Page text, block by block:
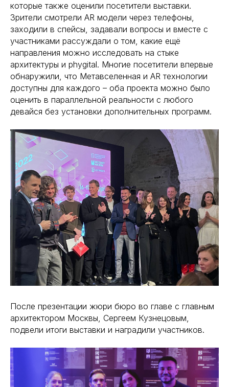
которые также оценили посетители выставки.
Зрители смотрели AR модели через телефоны,
заходили в спейсы, задавали вопросы и вместе с
участниками рассуждали о том, какие ещё
направления можно исследовать на стыке
архитектуры и phygital. Многие посетители впервые
обнаружили, что Метавселенная и AR технологии
доступны для каждого – оба проекта можно было
оценить в параллельной реальности с любого
девайся без установки дополнительных программ.
После презентации жюри бюро во главе с главным
архитектором Москвы, Сергеем Кузнецовым,
подвели итоги выставки и наградили участников.